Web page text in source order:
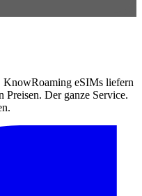
KnowRoaming eSIMs liefern
Preisen. Der ganze Service.